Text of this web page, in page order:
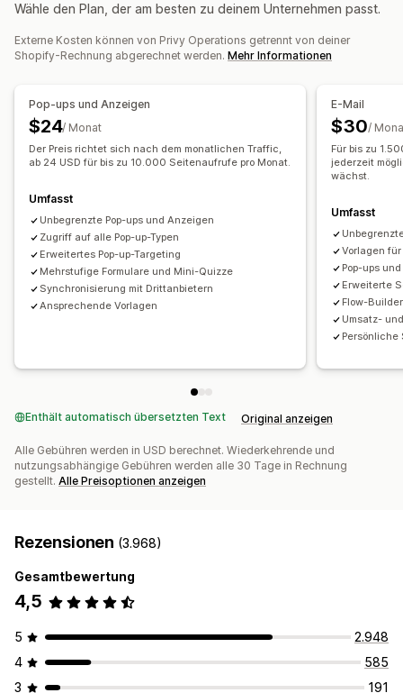
Abgebrochener Warenkorb ​Abgebrochene Suche​
Willkommens-E-Mails Follow-up-E-Mails
Preissenkungs-E-Mails
Rückgewinnungs-E-Mails
Individuelle Kampagnen
Kampagnen verwalten
Einholung von Einwilligungen
E-Mail-Erfassungsliste
SMS-Erfassungsliste Trigger und Regeln
Automatisierungen Targeting
Tracking Berichterstattung Analysen
Vorlagen
Segmentierung Benutzerdefinierte Segmente
Opt-in
Geburtstagsnachrichten
Rabattcodes
Feedback-Anfragen
Nachverfolgung von Bestellungen
Begrüßungsnachrichten
Win-Back-Kampagnen
Wähle den Plan, der am besten zu deinem Unternehmen passt.
Externe Kosten können von Privy Operations getrennt von deiner
Shopify-Rechnung abgerechnet werden. Mehr Informationen
Pop-ups und Anzeigen
$24/ Monat
Der Preis richtet sich nach dem monatlichen Traffic,
ab 24 USD für bis zu 10.000 Seitenaufrufe pro Monat.
Umfasst
Unbegrenzte Pop-ups und Anzeigen
Zugriff auf alle Pop-up-Typen
Erweitertes Pop-up-Targeting
Mehrstufige Formulare und Mini-Quizze
Synchronisierung mit Drittanbietern
Ansprechende Vorlagen
E-Mail
$30/
Für bis zu
jederzeit
wächst.
Umfasst
Vorlagen
Pop-ups
Erweiterte
Flow-
Umsatz-
Enthält automatisch übersetzten Text Original anzeigen
Alle Gebühren werden in USD berechnet. Wiederkehrende und
nutzungsabhängige Gebühren werden alle 30 Tage in Rechnung
gestellt. Alle Preisoptionen anzeigen
Rezensionen (3.968)
Gesamtbewertung
4,5
5
2.948
4
585
3
191